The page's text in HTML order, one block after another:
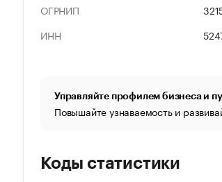
ОГРНИП
ИНН
Управляйте профилем бизнеса и
Повышайте узнаваемость и
Коды статистики